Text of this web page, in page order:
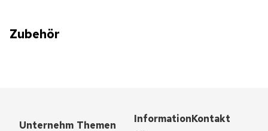
Zubehör
Unternehm Themen
InformationKontakt